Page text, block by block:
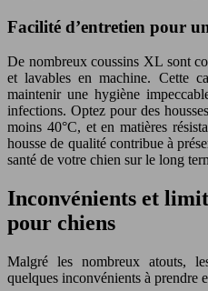
Facilité d’entretien pour
De nombreux coussins XL sont
et lavables en machine. Cette
maintenir une hygiène
infections. Optez pour des
moins 40°C, et en matières
housse de qualité contribue à
santé de votre chien sur le long
Inconvénients et
pour chiens
Malgré les nombreux atouts,
quelques inconvénients à prendre